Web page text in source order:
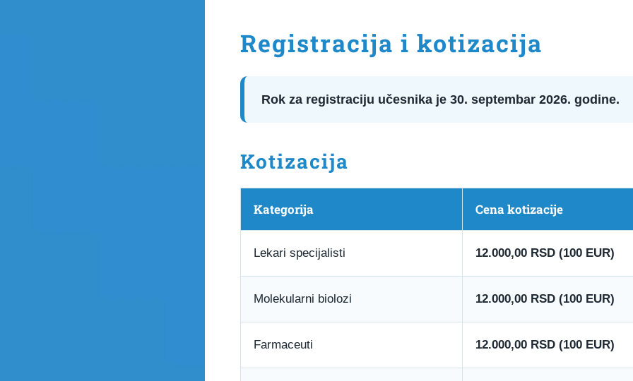
Registracija i kotizacija
Rok za registraciju učesnika je 30. septembar 2026. godine.
Kotizacija
Kategorija Cena kotizacije
Lekari specijalisti 12.000,00 RSD (100 EUR)
Molekularni biolozi 12.000,00 RSD (100 EUR)
Farmaceuti 12.000,00 RSD (100 EUR)